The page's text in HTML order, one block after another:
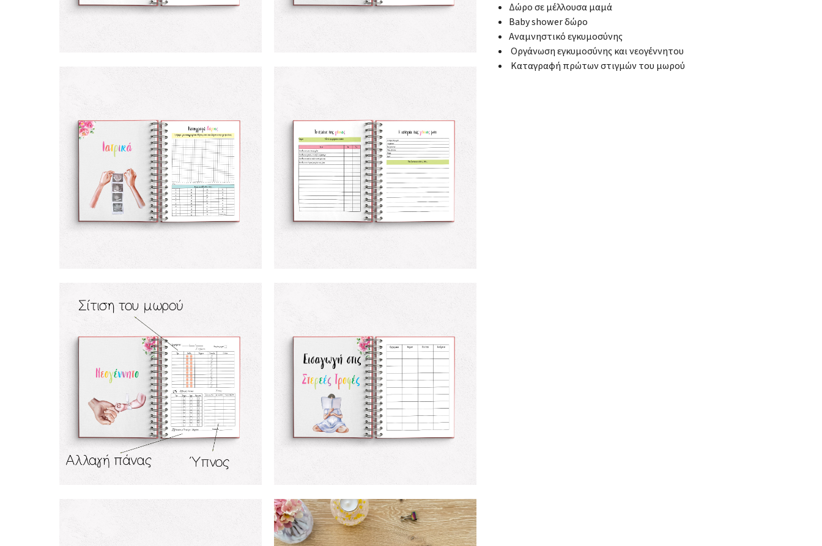
Δώρο σε μέλλουσα μαμά
Baby shower δώρο
Αναμνηστικό εγκυμοσύνης
Οργάνωση εγκυμοσύνης και νεογέννητου
Καταγραφή πρώτων στιγμών του μωρού